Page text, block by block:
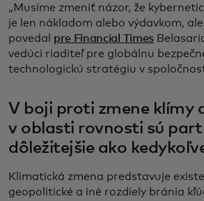
„Musíme zmeniť názor, že
je len nákladom alebo výdavkom,
povedal pre Financial Times
vedúci riaditeľ pre globálnu
technologickú stratégiu v
V boji proti zmene klímy
v oblasti rovnosti sú
dôležitejšie ako
Klimatická zmena predstavuje
geopolitické a iné rozdiely bránia